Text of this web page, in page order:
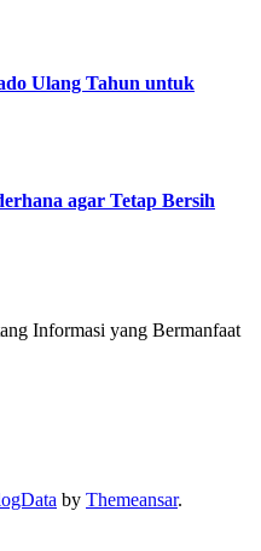
Ulang Tahun untuk
agar Tetap Bersih
Informasi yang Bermanfaat
by Themeansar.